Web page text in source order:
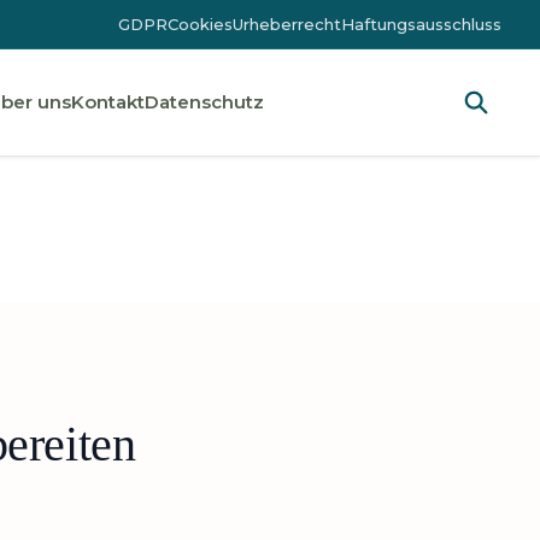
GDPRCookiesUrheberrechtHaftungsausschluss
unsKontaktDatenschutz